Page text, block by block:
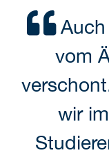
vom
wir